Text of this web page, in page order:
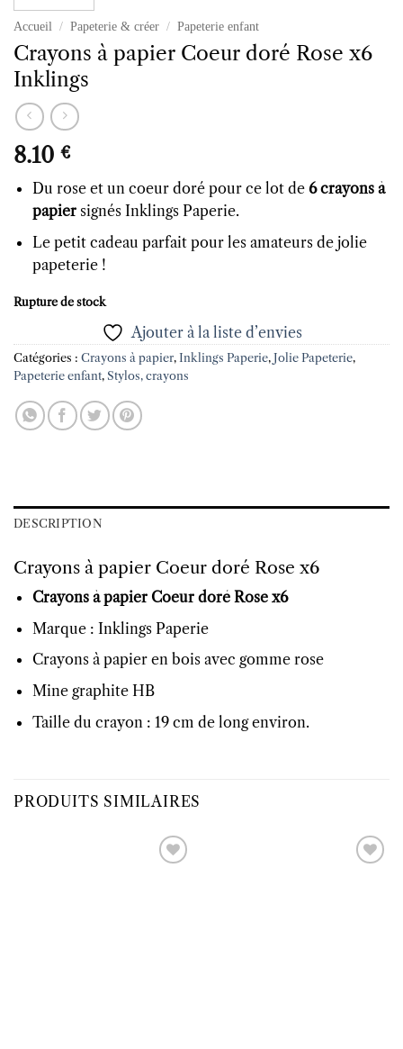
Accueil / Papeterie & créer / Papeterie enfant
Crayons à papier Coeur doré Rose x6
Inklings
8.10 €
Du rose et un coeur doré pour ce lot de 6 crayons à
papier signés Inklings Paperie.
Le petit cadeau parfait pour les amateurs de jolie
papeterie !
Rupture de stock
Ajouter à la liste d’envies
Catégories : Crayons à papier, Inklings Paperie, Jolie Papeterie,
Papeterie enfant, Stylos, crayons
DESCRIPTION
Crayons à papier Coeur doré Rose x6
Crayons à papier Coeur doré Rose x6
Marque : Inklings Paperie
Crayons à papier en bois avec gomme rose
Mine graphite HB
Taille du crayon : 19 cm de long environ.
PRODUITS SIMILAIRES